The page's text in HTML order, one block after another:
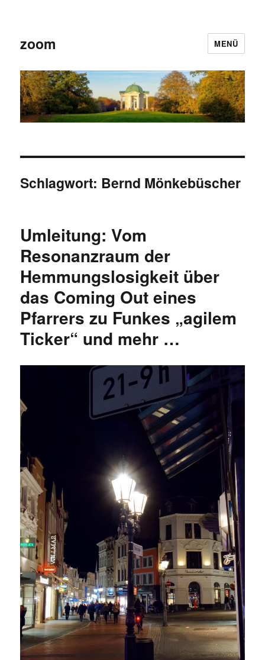
zoom MENÜ
Schlagwort: Bernd Mönkebüscher
Umleitung: Vom
Resonanzraum der
Hemmungslosigkeit über
das Coming Out eines
Pfarrers zu Funkes „agilem
Ticker“ und mehr …